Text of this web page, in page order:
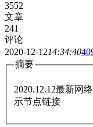
3552
文章
241
评论
2020-12-1214:34:40
摘要
2020.12.12最新网
示节点链接